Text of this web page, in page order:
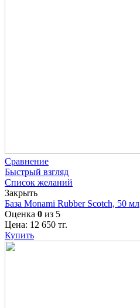
Сравнение
Быстрый взгляд
Список желаний
Закрыть
База Monami Rubber Scotch, 50 мл
Оценка 0 из 5
Цена: 12 650 тг.
Купить